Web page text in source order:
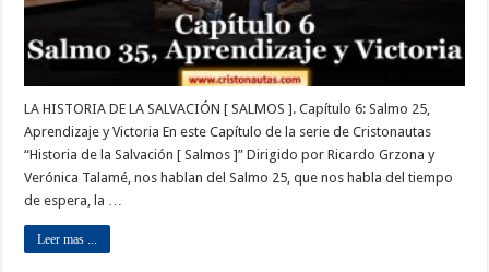
LA HISTORIA DE LA SALVACIÓN [ SALMOS ]. Capítulo 6: Salmo 25,
Aprendizaje y Victoria En este Capítulo de la serie de Cristonautas
“Historia de la Salvación [ Salmos ]” Dirigido por Ricardo Grzona y
Verónica Talamé, nos hablan del Salmo 25, que nos habla del tiempo
de espera, la …
Leer mas ...